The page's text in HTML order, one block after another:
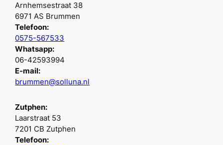
Arnhemsestraat 38
6971 AS Brummen
Telefoon:
0575-567533
Whatsapp:
06-42593994
E-mail:
brummen@solluna.nl
Zutphen:
Laarstraat 53
7201 CB Zutphen
Telefoon: